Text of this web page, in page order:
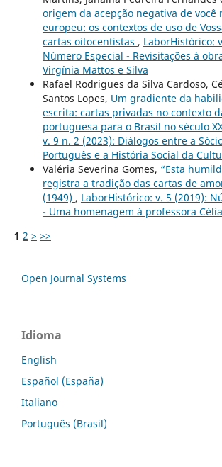
origem da acepção negativa de você
europeu: os contextos de uso de
cartas oitocentistas , LaborHistórico:
Número Especial - Revisitações à
Virgínia Mattos e Silva
Rafael Rodrigues da Silva Cardoso,
Santos Lopes, Um gradiente da
escrita: cartas privadas no contexto
portuguesa para o Brasil no século
v. 9 n. 2 (2023): Diálogos entre a
Português e a História Social da
Valéria Severina Gomes, “Esta
registra a tradição das cartas de
(1949) , LaborHistórico: v. 5 (2019):
- Uma homenagem à professora
1 2 > >>
Open Journal Systems
Idioma
English
Español (España)
Italiano
Português (Brasil)